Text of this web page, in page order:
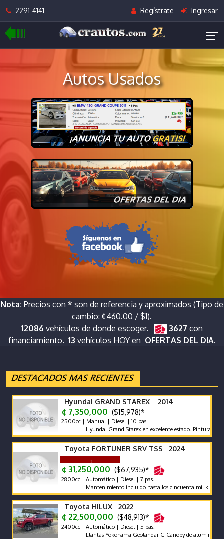
2291-4141 Regístrate Ingresar
Autos Usados
Nota: Precios con * son de referencia y aproximados (Tipo de
cambio: ¢460.00 / $1).
12086 vehículos de donde escoger. 3627 con
financiamiento. 13 vehículos HOY en OFERTAS DEL DIA.
Hyundai GRAND STAREX 2014
¢ 7,350,000 ($15,978)*
2500cc | Manual | Diesel | 10 pas.
Hyundai Grand Starex en excelente estado. Pintura exterior
Toyota FORTUNER SRV TSS 2024
¢ 31,250,000 ($67,935)*
2800cc | Automático | Diesel | 7 pas.
Mantenimiento incluido hasta los cincuenta mil kilómetros.
Toyota HILUX 2022
¢ 22,500,000 ($48,913)*
2400cc | Automático | Diesel | 5 pas.
Llantas Yokohama Geolandar G Canopy de aluminio